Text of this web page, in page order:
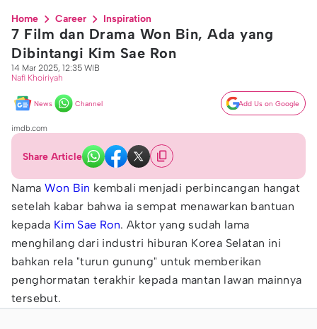
Home Career Inspiration
7 Film dan Drama Won Bin, Ada yang
Dibintangi Kim Sae Ron
14 Mar 2025, 12:35 WIB
Nafi Khoiriyah
News Channel Add Us on Google
imdb.com
Share Article
Nama Won Bin kembali menjadi perbincangan hangat
setelah kabar bahwa ia sempat menawarkan bantuan
kepada Kim Sae Ron. Aktor yang sudah lama
menghilang dari industri hiburan Korea Selatan ini
bahkan rela "turun gunung" untuk memberikan
penghormatan terakhir kepada mantan lawan mainnya
tersebut.